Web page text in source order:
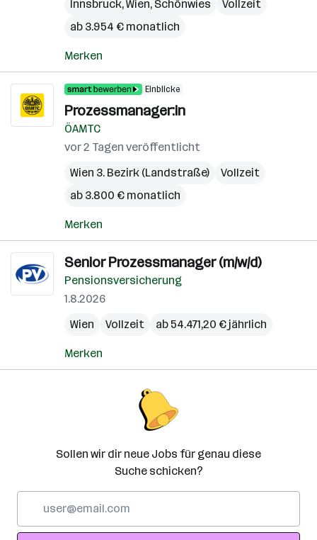
Innsbruck,Wien, Schönwies
Vollzeit
ab 3.954 € monatlich
Merken
Einblicke
Prozessmanager:in
ÖAMTC
vor 2 Tagen veröffentlicht
Wien 3. Bezirk (Landstraße)
Vollzeit
ab 3.800 € monatlich
Merken
Senior Prozessmanager (m/w/d)
Pensionsversicherung
1.8.2026
Wien
Vollzeit ab 54.471,20 € jährlich
Merken
Sollen wir dir neue Jobs für genau diese
Suche schicken?
Adresse